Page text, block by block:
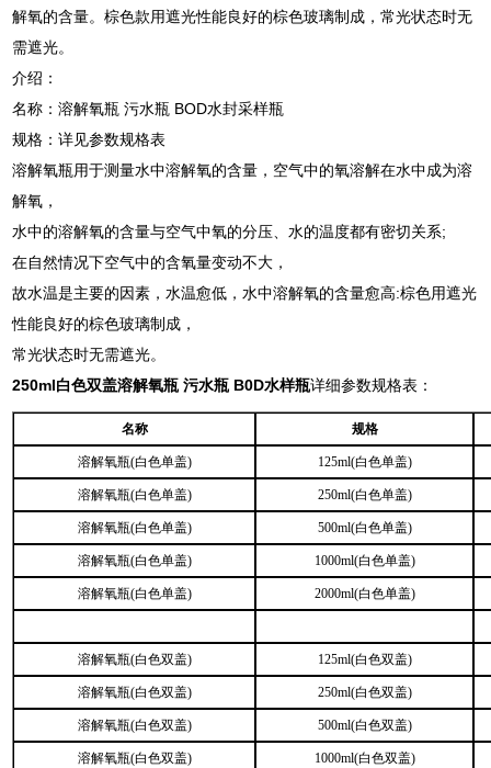
解氧的含量。棕色款用遮光性能良好的棕色玻璃制成，常光状态时无
需遮光。
介绍：
名称：溶解氧瓶 污水瓶 BOD水封采样瓶
规格：详见参数规格表
溶解氧瓶用于测量水中溶解氧的含量，空气中的氧溶解在水中成为溶
解氧，
水中的溶解氧的含量与空气中氧的分压、水的温度都有密切关系;
在自然情况下空气中的含氧量变动不大，
故水温是主要的因素，水温愈低，水中溶解氧的含量愈高:棕色用遮光
性能良好的棕色玻璃制成，
常光状态时无需遮光。
250ml白色双盖溶解氧瓶 污水瓶 B0D水样瓶详细参数规格表：
名称 规格
溶解氧瓶(白色单盖) 125ml(白色单盖)
溶解氧瓶(白色单盖) 250ml(白色单盖)
溶解氧瓶(白色单盖) 500ml(白色单盖)
溶解氧瓶(白色单盖) 1000ml(白色单盖)
溶解氧瓶(白色单盖) 2000ml(白色单盖)
溶解氧瓶(白色双盖) 125ml(白色双盖)
溶解氧瓶(白色双盖) 250ml(白色双盖)
溶解氧瓶(白色双盖) 500ml(白色双盖)
溶解氧瓶(白色双盖) 1000ml(白色双盖)